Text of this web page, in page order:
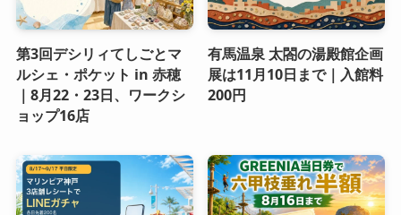
第3回デシリィてしごとマ
ルシェ・ポケット in 赤穂
｜8月22・23日、ワークシ
ョップ16店
有馬温泉 太閤の湯殿館企画
展は11月10日まで｜入館料
200円